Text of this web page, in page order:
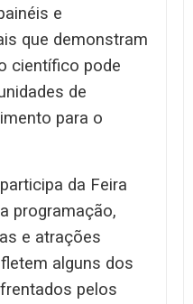
e
que demonstram
científico pode
de
para o
da Feira
programação,
e atrações
alguns dos
pelos